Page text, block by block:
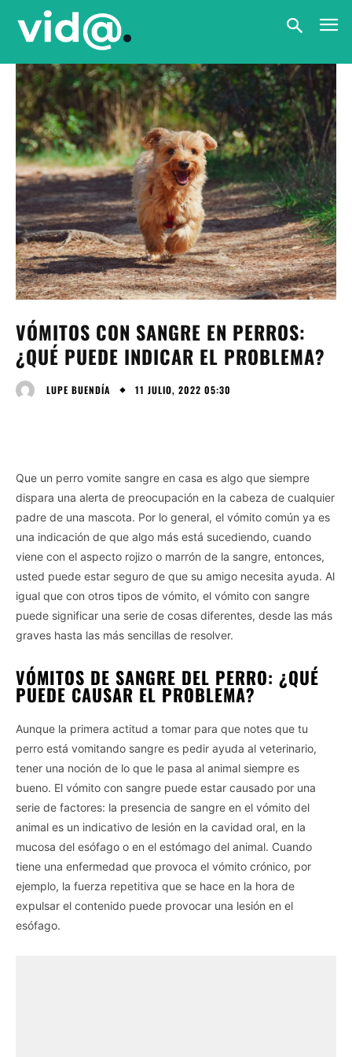
VÓMITOS CON SANGRE EN PERROS:
¿QUÉ PUEDE INDICAR EL PROBLEMA?
LUPE BUENDÍA 11 JULIO, 2022 05:30
Que un perro vomite sangre en casa es algo que siempre
dispara una alerta de preocupación en la cabeza de cualquier
padre de una mascota. Por lo general, el vómito común ya es
una indicación de que algo más está sucediendo, cuando
viene con el aspecto rojizo o marrón de la sangre, entonces,
usted puede estar seguro de que su amigo necesita ayuda. Al
igual que con otros tipos de vómito, el vómito con sangre
puede significar una serie de cosas diferentes, desde las más
graves hasta las más sencillas de resolver.
VÓMITOS DE SANGRE DEL PERRO: ¿QUÉ
PUEDE CAUSAR EL PROBLEMA?
Aunque la primera actitud a tomar para que notes que tu
perro está vomitando sangre es pedir ayuda al veterinario,
tener una noción de lo que le pasa al animal siempre es
bueno. El vómito con sangre puede estar causado por una
serie de factores: la presencia de sangre en el vómito del
animal es un indicativo de lesión en la cavidad oral, en la
mucosa del esófago o en el estómago del animal. Cuando
tiene una enfermedad que provoca el vómito crónico, por
ejemplo, la fuerza repetitiva que se hace en la hora de
expulsar el contenido puede provocar una lesión en el
esófago.